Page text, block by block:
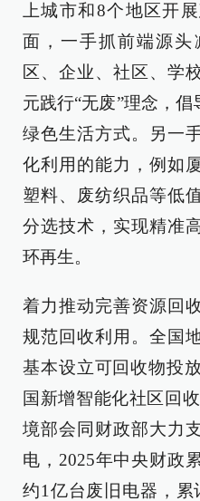
上城市和8个地区开
面，一手抓前端源头
区、企业、社区、学
元践行“无废”理念，
绿色生活方式。另一
化利用的能力，例如
塑料、废纺织品等低
分选技术，实现精准
环再生。
着力推动完善资源回
规范回收利用。全国
基本设立可回收物投
国新增智能化社区回
境部会同财政部大力
电，2025年中央财政
约1亿台废旧电器，累